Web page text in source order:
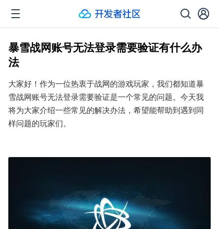
暴雪战网账号无法登录需要验证有什么办
法
大家好！作为一位热衷于战网的游戏玩家，我们都知道暴
雪战网账号无法登录需要验证是一个常见的问题。今天我
将为大家介绍一些常见的解决办法，希望能帮助到遇到同
样问题的玩家们。